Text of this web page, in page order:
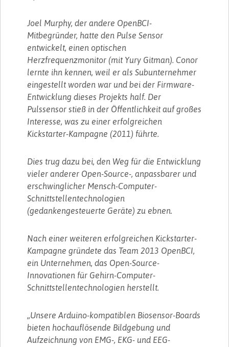
Joel Murphy, der andere OpenBCI-
Mitbegründer, hatte den Pulse Sensor
entwickelt, einen optischen
Herzfrequenzmonitor (mit Yury Gitman). Conor
lernte ihn kennen, weil er als Subunternehmer
eingestellt worden war und bei der Firmware-
Entwicklung dieses Projekts half. Der
Pulssensor stieß in der Öffentlichkeit auf großes
Interesse, was zu einer erfolgreichen
Kickstarter-Kampagne (2011) führte.
Dies trug dazu bei, den Weg für die Entwicklung
vieler anderer Open-Source-, anpassbarer und
erschwinglicher Mensch-Computer-
Schnittstellentechnologien
(gedankengesteuerte Geräte) zu ebnen.
Nach einer weiteren erfolgreichen Kickstarter-
Kampagne gründete das Team 2013 OpenBCI,
ein Unternehmen, das Open-Source-
Innovationen für Gehirn-Computer-
Schnittstellentechnologien herstellt.
„Unsere Arduino-kompatiblen Biosensor-Boards
bieten hochauflösende Bildgebung und
Aufzeichnung von EMG-, EKG- und EEG-